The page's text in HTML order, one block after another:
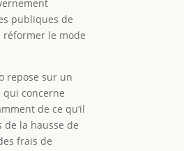
publiques de
réformer le mode
repose sur un
qui concerne
de ce qu’il
de la hausse de
frais de